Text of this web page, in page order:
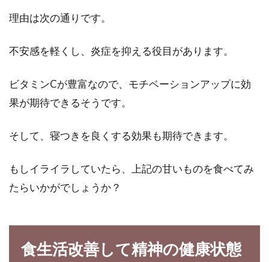
理由は次の通りです。
不安感を軽くし、炎症を抑える役目があります。
ビタミンCが豊富なので、モチベーションアップに効
果が期待できるそうです。
そして、寝つきを良くする効果も期待できます。
もしイライラしていたら、上記の甘いものを食べてみ
たらいかがでしょうか？
食生活改善して精神の健康状態